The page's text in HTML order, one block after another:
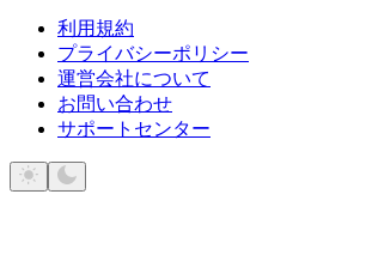
利用規約
プライバシーポリシー
運営会社について
お問い合わせ
サポートセンター